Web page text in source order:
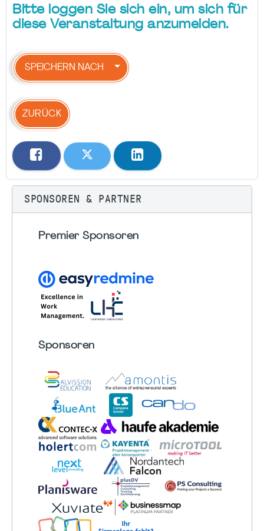
Bitte loggen Sie sich ein, um sich für
diese Veranstaltung anzumelden.
SPEICHERN NACH
ZURÜCK
SPONSOREN & PARTNER
Premier Sponsoren
Sponsoren